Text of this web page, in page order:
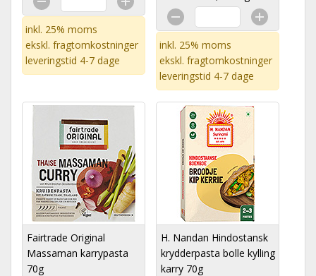
inkl. 25% moms
ekskl. fragtomkostninger
leveringstid 4-7 dage
inkl. 25% moms
ekskl. fragtomkostninger
leveringstid 4-7 dage
Fairtrade Original
Massaman karrypasta
70g
H. Nandan Hindostansk
krydderpasta bolle kylling
karry 70g